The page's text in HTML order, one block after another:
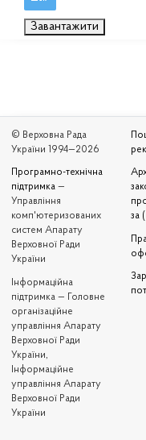
Завантажити
© Верховна Рада
України 1994—2026
Програмно-технічна
підтримка —
Управління
комп'ютеризованих
систем Апарату
Верховної Ради
України
Iнформаційна
підтримка — Головне
організаційне
управління Апарату
Верховної Ради
України,
Інформаційне
управління Апарату
Верховної Ради
України
за